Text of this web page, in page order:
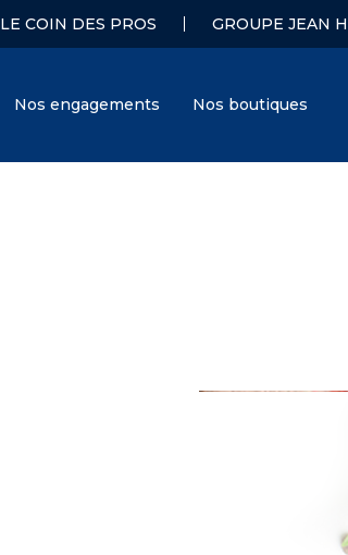
LE COIN DES PROS GROUPE JEAN
Nos engagements Nos boutiques